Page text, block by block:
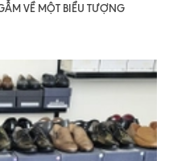
VỀ MỘT BIỂU TƯỢNG